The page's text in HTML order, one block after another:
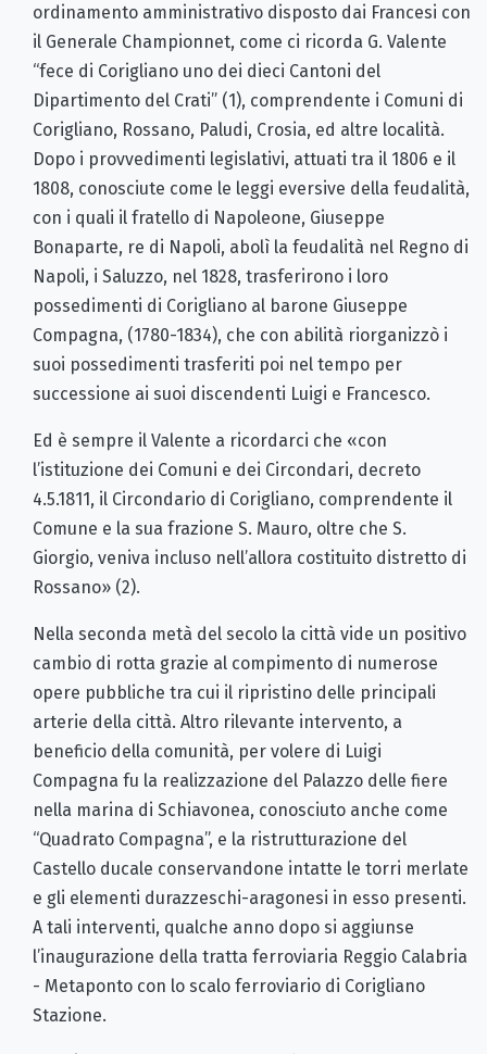
ordinamento amministrativo disposto dai Francesi con
il Generale Championnet, come ci ricorda G. Valente
“fece di Corigliano uno dei dieci Cantoni del
Dipartimento del Crati” (1), comprendente i Comuni di
Corigliano, Rossano, Paludi, Crosia, ed altre località.
Dopo i provvedimenti legislativi, attuati tra il 1806 e il
1808, conosciute come le leggi eversive della feudalità,
con i quali il fratello di Napoleone, Giuseppe
Bonaparte, re di Napoli, abolì la feudalità nel Regno di
Napoli, i Saluzzo, nel 1828, trasferirono i loro
possedimenti di Corigliano al barone Giuseppe
Compagna, (1780-1834), che con abilità riorganizzò i
suoi possedimenti trasferiti poi nel tempo per
successione ai suoi discendenti Luigi e Francesco.
Ed è sempre il Valente a ricordarci che «con
l’istituzione dei Comuni e dei Circondari, decreto
4.5.1811, il Circondario di Corigliano, comprendente il
Comune e la sua frazione S. Mauro, oltre che S.
Giorgio, veniva incluso nell’allora costituito distretto di
Rossano» (2).
Nella seconda metà del secolo la città vide un positivo
cambio di rotta grazie al compimento di numerose
opere pubbliche tra cui il ripristino delle principali
arterie della città. Altro rilevante intervento, a
beneficio della comunità, per volere di Luigi
Compagna fu la realizzazione del Palazzo delle fiere
nella marina di Schiavonea, conosciuto anche come
“Quadrato Compagna”, e la ristrutturazione del
Castello ducale conservandone intatte le torri merlate
e gli elementi durazzeschi-aragonesi in esso presenti.
A tali interventi, qualche anno dopo si aggiunse
l’inaugurazione della tratta ferroviaria Reggio Calabria
- Metaponto con lo scalo ferroviario di Corigliano
Stazione.